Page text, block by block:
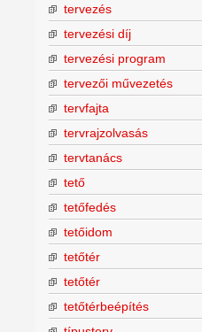
tervezés
tervezési díj
tervezési program
tervezői művezetés
tervfajta
tervrajzolvasás
tervtanács
tető
tetőfedés
tetőidom
tetőtér
tetőtér
tetőtérbeépítés